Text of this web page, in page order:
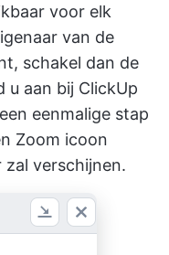
voor elk
van de
schakel dan de
u aan bij ClickUp
eenmalige stap
Zoom icoon
verschijnen.